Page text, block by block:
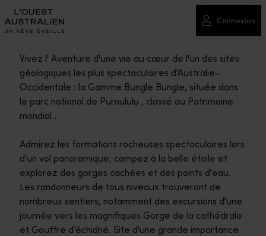
Connexion
Vivez l' Aventure d'une vie au cœur de l'un des sites
géologiques les plus spectaculaires d'Australie-
Occidentale : la Gamme Bungle Bungle, située dans
le parc national de Purnululu , classé au Patrimoine
mondial .
Admirez les formations rocheuses spectaculaires lors
d'un vol panoramique, campez à la belle étoile et
explorez des gorges cachées et des points d'eau.
Les randonneurs de tous niveaux trouveront de
nombreux sentiers, notamment des excursions d'une
journée vers les magnifiques Gorge de la cathédrale
et Gouffre d’échidné. Site d'une grande importance